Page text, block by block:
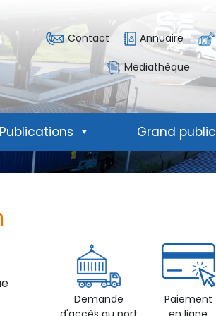
Contact Annuaire
Mediathèque
Publications Grand public
Demande
Paiement